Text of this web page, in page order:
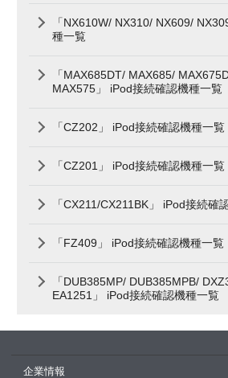
「NX610W/ NX310/ NX609/
種一覧
「MAX685DT/ MAX685/
MAX575」 iPod接続確認機種一覧
「CZ202」 iPod接続確認機種一覧
「CZ201」 iPod接続確認機種一覧
「CX211/CX211BK」 iPod接続確
「FZ409」 iPod接続確認機種一覧
「DUB385MP/ DUB385MPB/
EA1251」 iPod接続確認機種一覧
企業情報